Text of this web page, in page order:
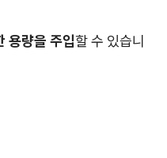
용량을 주입할 수 있습니